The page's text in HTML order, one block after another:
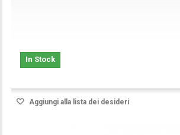
In Stock
Aggiungi alla lista dei desideri